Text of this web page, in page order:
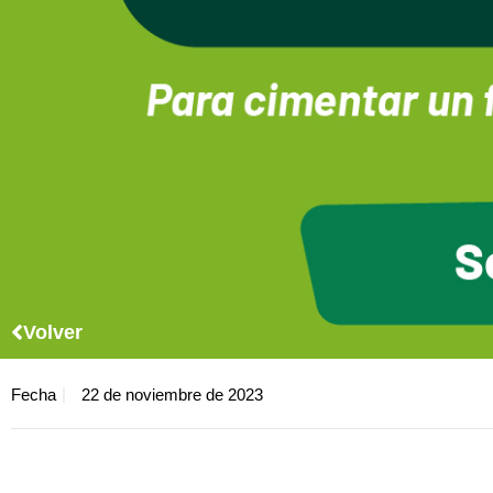
Volver
Fecha 22 de noviembre de 2023